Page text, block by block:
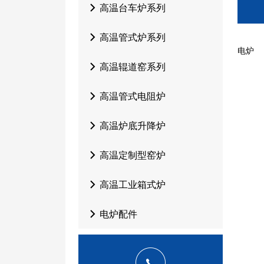
高温台车炉系列
高温管式炉系列
高温辊道窑系列
高温管式电阻炉
高温炉底升降炉
高温定制型窑炉
高温工业箱式炉
电炉配件
电炉